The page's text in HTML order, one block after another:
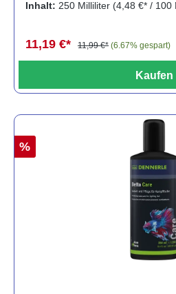
Inhalt: 250 Milliliter (4,48 €* / 100
11,19 €* 11,99 €* (6.67% gespart)
Kaufen
%